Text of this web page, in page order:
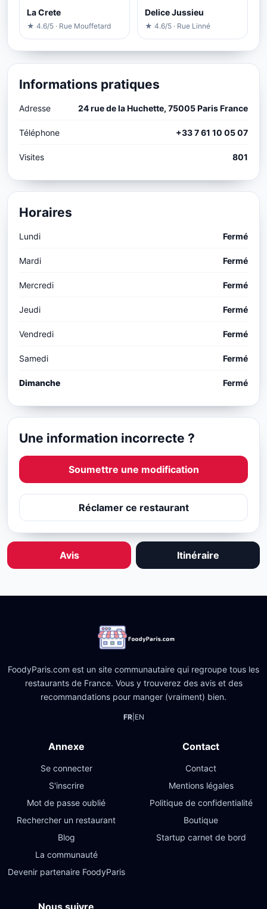
La Crete
★ 4.6/5 · Rue Mouffetard
Delice Jussieu
★ 4.6/5 · Rue Linné
Informations pratiques
Adresse 24 rue de la Huchette, 75005 Paris France
Téléphone +33 7 61 10 05 07
Visites 801
Horaires
Lundi Fermé
Mardi Fermé
Mercredi Fermé
Jeudi Fermé
Vendredi Fermé
Samedi Fermé
Dimanche Fermé
Une information incorrecte ?
Soumettre une modification
Réclamer ce restaurant
Avis Itinéraire
FoodyParis.com est un site communautaire qui regroupe tous les
restaurants de France. Vous y trouverez des avis et des
recommandations pour manger (vraiment) bien.
FR| EN
Annexe
Se connecter
S'inscrire
Mot de passe oublié
Rechercher un restaurant
Blog
La communauté
Devenir partenaire FoodyParis
Contact
Contact
Mentions légales
Politique de confidentialité
Boutique
Startup carnet de bord